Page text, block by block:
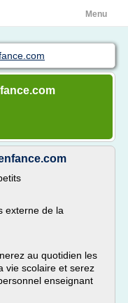
Menu
externe de la
au quotidien les
vie scolaire et serez
enseignant